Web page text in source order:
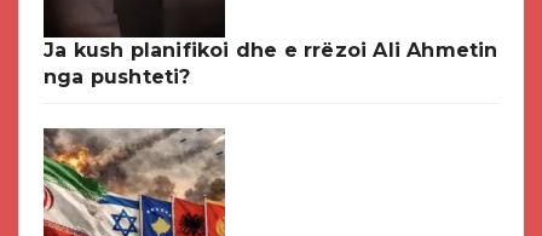
Ja kush planifikoi dhe e rrëzoi Ali Ahmetin
nga pushteti?